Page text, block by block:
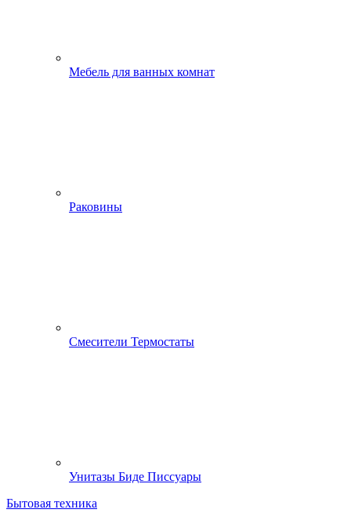
Мебель для ванных комнат
Раковины
Смесители Термостаты
Унитазы Биде Писсуары
Бытовая техника